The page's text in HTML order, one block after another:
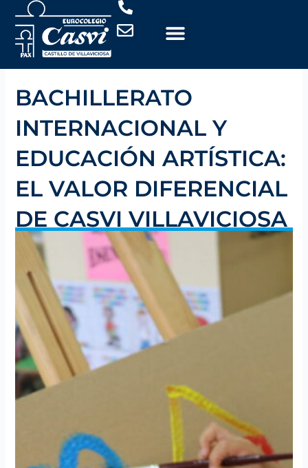
contenido
BACHILLERATO
INTERNACIONAL Y
EDUCACIÓN ARTÍSTICA:
EL VALOR DIFERENCIAL
DE CASVI VILLAVICIOSA